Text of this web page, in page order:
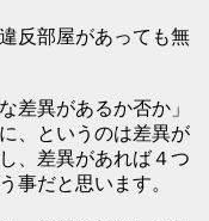
反部屋があっても無
差異があるか否か」
、というのは差異が
、差異があれば４つ
事だと思います。